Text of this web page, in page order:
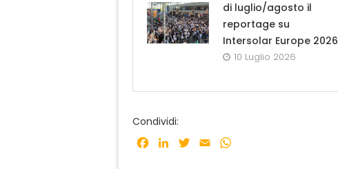
di luglio/agosto il
reportage su
Intersolar Europe 2026
10 Luglio 2026
Condividi:
Facebook
LinkedInTwitter
Email